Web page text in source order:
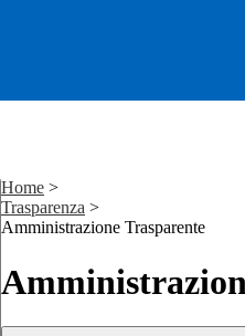
Home >
Trasparenza >
Amministrazione Trasparente